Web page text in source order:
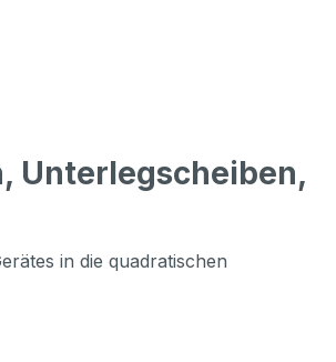
Unterlegscheiben,
in die quadratischen